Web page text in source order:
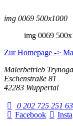
img 0069 500x1000
img 0069
Zur Homepage ->
Malerbetrieb Trynoga
Eschenstraße 81
42283 Wuppertal
0 202 725 251 63
Facebook